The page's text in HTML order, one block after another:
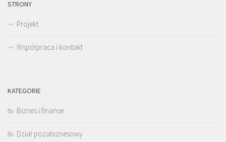
STRONY
Projekt
Współpraca i kontakt
KATEGORIE
Biznes i finanse
Dział pozabiznesowy